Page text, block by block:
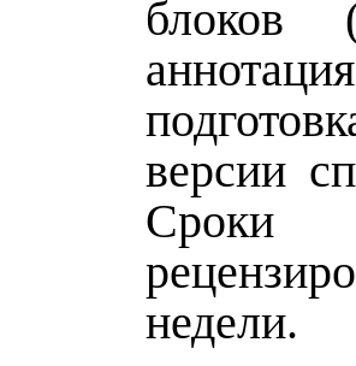
блоков
версии
недели.